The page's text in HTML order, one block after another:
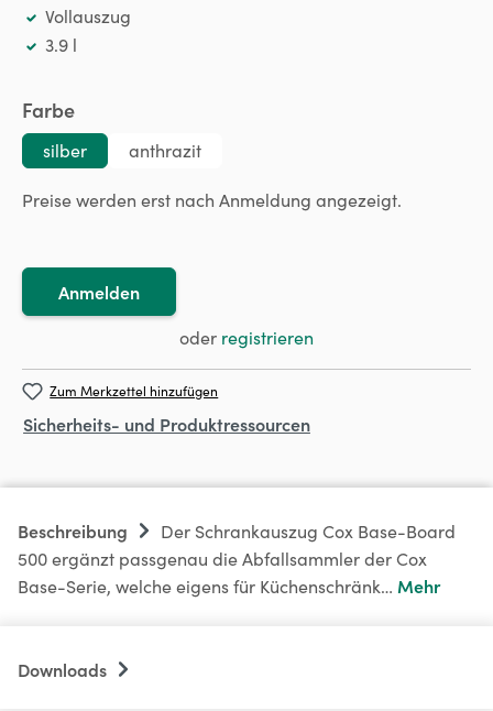
Vollauszug
3.9 l
Farbeauswählen
silber anthrazit
Preise werden erst nach Anmeldung angezeigt.
Anmelden
oder registrieren
Zum Merkzettel hinzufügen
Sicherheits- und Produktressourcen
Beschreibung
Der Schrankauszug Cox Base-Board
500 ergänzt passgenau die Abfallsammler der Cox
Base-Serie, welche eigens für Küchenschränk… Mehr
Downloads